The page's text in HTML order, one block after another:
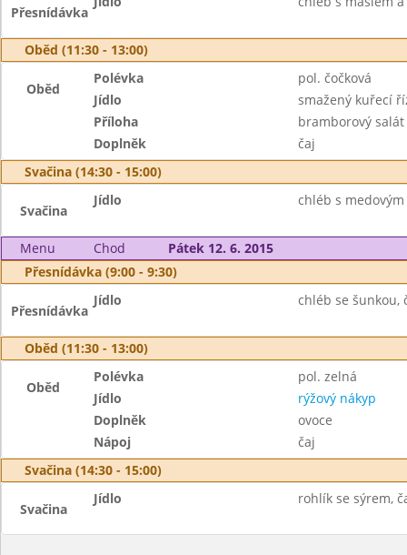
Přesnídávka
Oběd (11:30 - 13:00)
Oběd
Polévka
pol. čočková
Jídlo
smažený kuřecí
Příloha
bramborový salát
Doplněk
čaj
Svačina (14:30 - 15:00)
Svačina
Jídlo chléb s
Menu Chod
Pátek 12. 6. 2015
Přesnídávka (9:00 - 9:30)
Přesnídávka
Jídlo chléb se šunkou,
Oběd (11:30 - 13:00)
Oběd
Polévka
pol. zelná
Jídlo
rýžový nákyp
Doplněk
ovoce
Nápoj
čaj
Svačina (14:30 - 15:00)
Svačina
Jídlo rohlík se sýrem,